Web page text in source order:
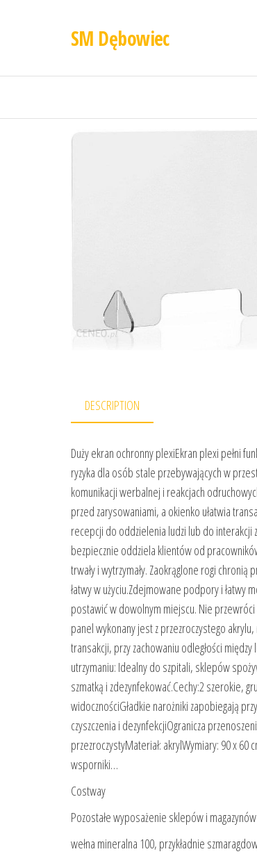
SM Dębowiec
DESCRIPTION
Duży ekran ochronny plexiEkran plexi pełni
ryzyka dla osób stale przebywających w
komunikacji werbalnej i reakcjach
przed zarysowaniami, a okienko ułatwia
recepcji do oddzielenia ludzi lub do
bezpiecznie oddziela klientów od
trwały i wytrzymały. Zaokrąglone rogi
łatwy w użyciu.Zdejmowane podpory i łatwy
postawić w dowolnym miejscu. Nie
panel wykonany jest z przezroczystego
transakcji, przy zachowaniu odległości
utrzymaniu: Idealny do szpitali, sklepów
szmatką i zdezynfekować.Cechy:2 szerokie,
widocznościGładkie narożniki zapobiegają
czyszczenia i dezynfekcjiOgranicza
przezroczystyMateriał: akrylWymiary: 90 x 60
wsporniki…
Costway
Pozostałe wyposażenie sklepów i magazynów
wełna mineralna 100, przykładnie